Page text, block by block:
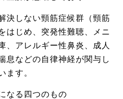
決しない頸筋症候群（頸筋
はじめ、突発性難聴、メニ
、アレルギー性鼻炎、成人
息などの自律神経が関与し
ます。
なる四つのもの